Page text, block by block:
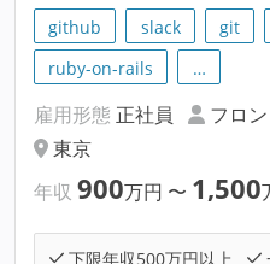
github slack git
ruby-on-rails
…
雇用形態 正社員
フロ
東京
年収 900万円 〜 1,500
下限年収500万円以上